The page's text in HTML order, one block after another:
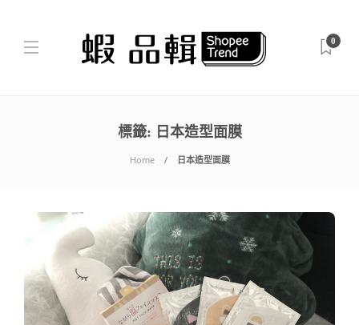
0
標籤: 日本造型面膜
Home 日本造型面膜